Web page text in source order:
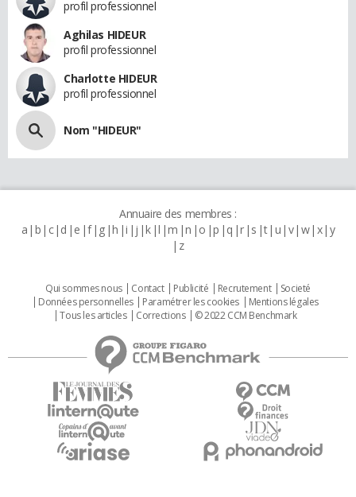
profil professionnel
Aghilas HIDEUR
profil professionnel
Charlotte HIDEUR
profil professionnel
Nom "HIDEUR"
Annuaire des membres :
a b c d e f g h i j k l m n o p q r s t u v w x y
z
Qui sommes nous Contact Publicité Recrutement
Societé
Données personnelles
Paramétrer les cookies
Mentions légales
Tous les articles
Corrections © 2022 CCM Benchmark